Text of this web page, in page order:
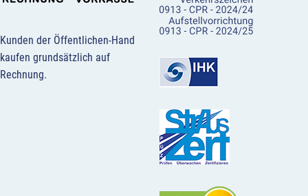
Kunden der Öffentlichen-Hand
kaufen grundsätzlich auf
Rechnung.